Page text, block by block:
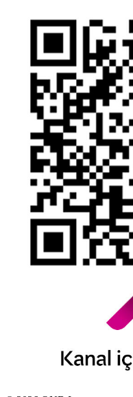
İhbar Formu
Yasal Duyurular
Bilgi Toplumu
Kişisel Verilerin
YTM -
Kamuyu Aydınlatma